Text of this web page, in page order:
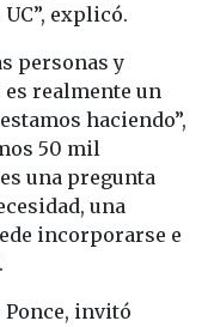
explicó.
personas y
realmente un
haciendo”,
50 mil
una pregunta
una
incorporarse e
invitó